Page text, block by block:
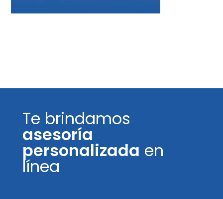
Te brindamos
asesoría
personalizada en
línea